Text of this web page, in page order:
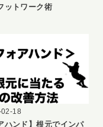
ットワーク術
18
ハンド】根元でインパ